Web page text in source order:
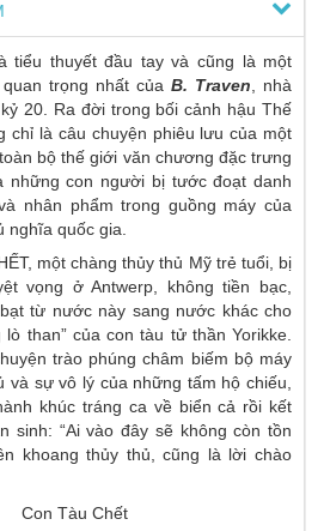
tiểu thuyết đầu tay và cũng là một
trọng nhất của B. Traven , nhà
20. Ra đời trong bối cảnh hậu Thế
chỉ là câu chuyện phiêu lưu của một
bộ thế giới văn chương đặc trưng
những con người bị tước đoạt danh
nhân phẩm trong guồng máy của
nghĩa quốc gia.
một chàng thủy thủ Mỹ trẻ tuổi, bị
vọng ở Antwerp, không tiền bạc,
từ nước này sang nước khác cho
than” của con tàu tử thần Yorikke.
trào phúng châm biếm bộ máy
và sự vô lý của những tấm hộ chiếu,
khúc tráng ca về biển cả rồi kết
sinh: “Ai vào đây sẽ không còn tồn
khoang thủy thủ, cũng là lời chào
Con Tàu Chết